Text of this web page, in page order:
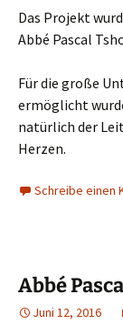
Das Projekt
Abbé Pascal
Für die große
ermöglicht
natürlich der
Herzen.
Schreibe einen
Abbé
Juni 12, 2016